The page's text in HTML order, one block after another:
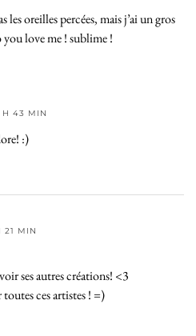
les oreilles percées, mais j’ai un gros
love me ! sublime !
H 43 MIN
:)
21 MIN
ses autres créations! <3
ces artistes ! =)